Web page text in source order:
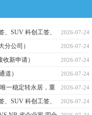
2026-07-24
、SUV 科创工签、
2026-07-24
分公司）
2026-07-24
新申请）
2026-07-24
道）
2026-07-24
一稳定转永居，重
2026-07-24
、SUV 科创工签、